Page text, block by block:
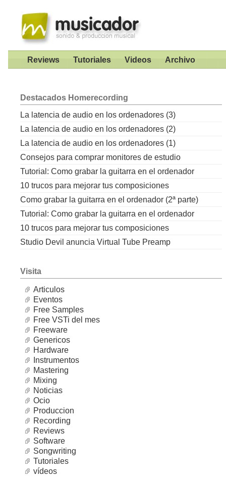
Reviews Tutoriales Videos Archivo
Destacados Homerecording
La latencia de audio en los ordenadores (3)
La latencia de audio en los ordenadores (2)
La latencia de audio en los ordenadores (1)
Consejos para comprar monitores de estudio
Tutorial: Como grabar la guitarra en el ordenador
10 trucos para mejorar tus composiciones
Como grabar la guitarra en el ordenador (2ª parte)
Tutorial: Como grabar la guitarra en el ordenador
10 trucos para mejorar tus composiciones
Studio Devil anuncia Virtual Tube Preamp
Visita
Articulos
Eventos
Free Samples
Free VSTi del mes
Freeware
Genericos
Hardware
Instrumentos
Mastering
Mixing
Noticias
Ocio
Produccion
Recording
Reviews
Software
Songwriting
Tutoriales
vídeos